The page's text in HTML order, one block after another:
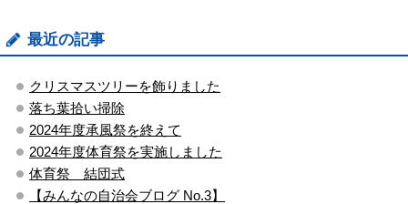
最近の記事
クリスマスツリーを飾りました
落ち葉拾い掃除
2024年度承風祭を終えて
2024年度体育祭を実施しました
体育祭 結団式
【みんなの自治会ブログ No.3】